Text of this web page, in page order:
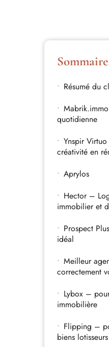
Sommaire
Résumé du
quotidienne
Ynspir
créativité en
Aprylos
Hector –
immobilier et
Prospect
idéal
Meilleur
correctement
Lybox –
immobilière
Flipping –
biens lotisseurs